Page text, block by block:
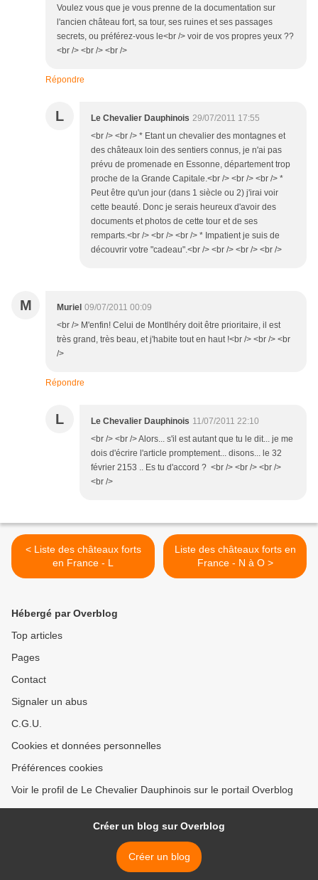
Voulez vous que je vous prenne de la documentation sur
l'ancien château fort, sa tour, ses ruines et ses passages
secrets, ou préférez-vous le<br /> voir de vos propres yeux ??
<br /> <br /> <br />
Répondre
L Le Chevalier Dauphinois 29/07/2011 17:55
<br /> <br /> * Etant un chevalier des montagnes et
des châteaux loin des sentiers connus, je n'ai pas
prévu de promenade en Essonne, département trop
proche de la Grande Capitale.<br /> <br /> <br /> *
Peut être qu'un jour (dans 1 siècle ou 2) j'irai voir
cette beauté. Donc je serais heureux d'avoir des
documents et photos de cette tour et de ses
remparts.<br /> <br /> <br /> * Impatient je suis de
découvrir votre "cadeau".<br /> <br /> <br /> <br />
M Muriel 09/07/2011 00:09
<br /> M'enfin! Celui de Montlhéry doit être prioritaire, il est
très grand, très beau, et j'habite tout en haut !<br /> <br /> <br
/>
Répondre
L Le Chevalier Dauphinois 11/07/2011 22:10
<br /> <br /> Alors... s'il est autant que tu le dit... je me
dois d'écrire l'article promptement... disons... le 32
février 2153 .. Es tu d'accord ? <br /> <br /> <br />
<br />
< Liste des châteaux forts
en France - L
Liste des châteaux forts en
France - N à O >
Hébergé par Overblog
Top articles
Pages
Contact
Signaler un abus
C.G.U.
Cookies et données personnelles
Préférences cookies
Voir le profil de Le Chevalier Dauphinois sur le portail Overblog
Créer un blog sur Overblog
Créer un blog